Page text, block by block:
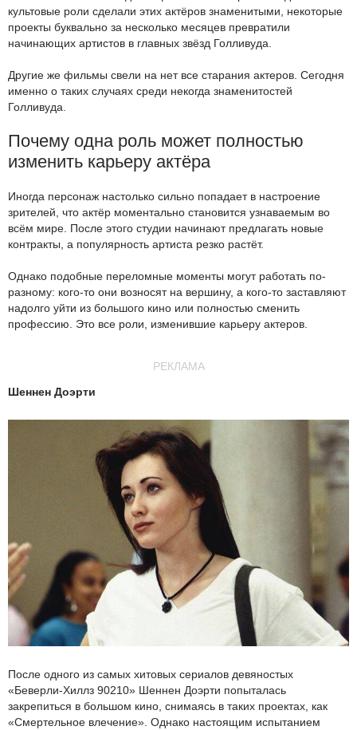
культовые роли сделали этих актёров знаменитыми, некоторые
проекты буквально за несколько месяцев превратили
начинающих артистов в главных звёзд Голливуда.
Другие же фильмы свели на нет все старания актеров. Сегодня
именно о таких случаях среди некогда знаменитостей
Голливуда.
Почему одна роль может полностью
изменить карьеру актёра
Иногда персонаж настолько сильно попадает в настроение
зрителей, что актёр моментально становится узнаваемым во
всём мире. После этого студии начинают предлагать новые
контракты, а популярность артиста резко растёт.
Однако подобные переломные моменты могут работать по-
разному: кого-то они возносят на вершину, а кого-то заставляют
надолго уйти из большого кино или полностью сменить
профессию. Это все роли, изменившие карьеру актеров.
РЕКЛАМА
Шеннен Доэрти
После одного из самых хитовых сериалов девяностых
«Беверли-Хиллз 90210» Шеннен Доэрти попыталась
закрепиться в большом кино, снимаясь в таких проектах, как
«Смертельное влечение». Однако настоящим испытанием